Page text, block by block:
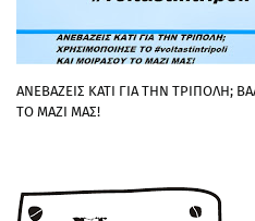
ΑΝΕΒΑΖΕΙΣ ΚΑΤΙ ΓΙΑ ΤΗΝ ΤΡΙΠΟΛΗ;
ΤΟ ΜΑΖΙ ΜΑΣ!